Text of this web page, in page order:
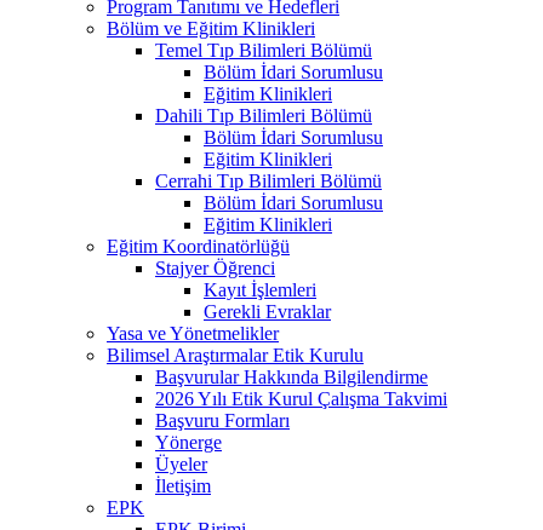
Program Tanıtımı ve Hedefleri
Bölüm ve Eğitim Klinikleri
Temel Tıp Bilimleri Bölümü
Bölüm İdari Sorumlusu
Eğitim Klinikleri
Dahili Tıp Bilimleri Bölümü
Bölüm İdari Sorumlusu
Eğitim Klinikleri
Cerrahi Tıp Bilimleri Bölümü
Bölüm İdari Sorumlusu
Eğitim Klinikleri
Eğitim Koordinatörlüğü
Stajyer Öğrenci
Kayıt İşlemleri
Gerekli Evraklar
Yasa ve Yönetmelikler
Bilimsel Araştırmalar Etik Kurulu
Başvurular Hakkında Bilgilendirme
2026 Yılı Etik Kurul Çalışma Takvimi
Başvuru Formları
Yönerge
Üyeler
İletişim
EPK